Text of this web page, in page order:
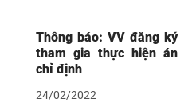
Thông báo: VV đăng ký
tham gia thực hiện án
chỉ định
24/02/2022